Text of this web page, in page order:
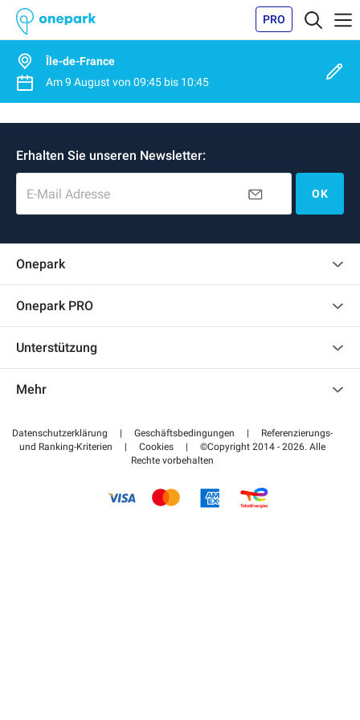
PRO
Île-de-France
Am9 August von 09:45bis 10:45
Erhalten Sie unseren Newsletter:
E-Mail Adresse OK
Onepark
Onepark PRO
Werden Sie unser Partner
Auf meinen Partnerbereich zugreifen
Unterstützung
Bezahlen Sie Ihren Parkplatz FLOW
Mehr
Datenschutzerklärung | Geschäftsbedingungen |
Referenzierungs-
und Ranking-Kriterien
| Cookies |
©Copyright 2014 - 2026. Alle
Rechte vorbehalten